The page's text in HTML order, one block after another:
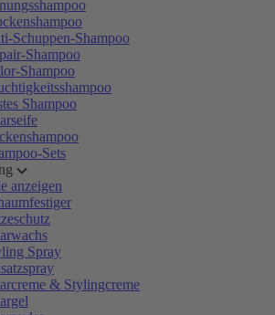
Schuppen-Shampoo
Shampoo
Shampoo
Shampoo
Sets
anzeigen
Spray
& Stylingcreme